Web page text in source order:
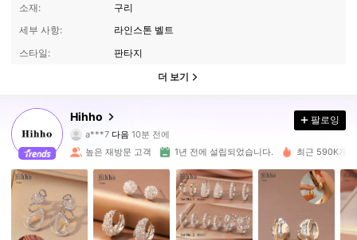
소재:
구리
세부 사항:
라인스톤 벨트
스타일:
판타지
더 보기
Hihho
4.93
120K 팔로워
a***7 다음10분 전에
4.93 120K 팔로워
4.93 120K 팔로워
4.93 120K 팔로워
팔로잉
높은 재방문 고객 1년 전에 설립되었습니다. 최근 590K개